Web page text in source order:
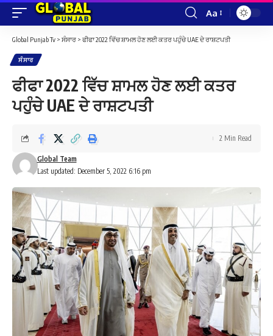
Font
Resizer
Aa
Global Punjab Tv > ਸੰਸਾਰ > ਫੀਫਾ 2022 ਵਿੱਚ ਸ਼ਾਮਲ ਹੋਣ ਲਈ ਕਤਰ ਪਹੁੰਚੇ UAE ਦੇ ਰਾਸ਼ਟਪਤੀ
ਸੰਸਾਰ
ਫੀਫਾ 2022 ਵਿੱਚ ਸ਼ਾਮਲ ਹੋਣ ਲਈ ਕਤਰ
ਪਹੁੰਚੇ UAE ਦੇ ਰਾਸ਼ਟਪਤੀ
Last updated: December 5, 2022 6:16 pm
Global Team
2 Min Read